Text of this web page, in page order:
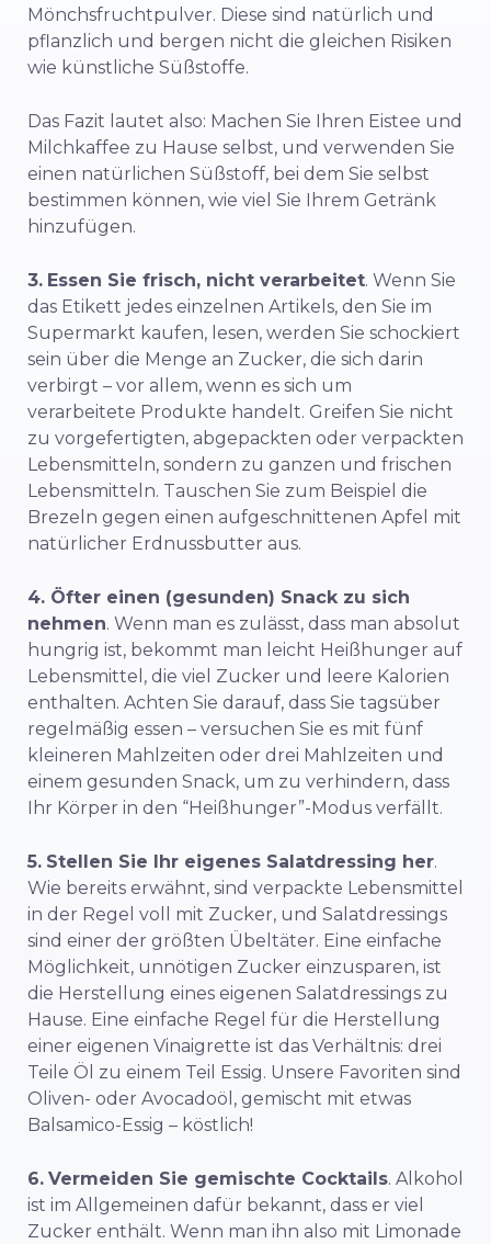
Mönchsfruchtpulver. Diese sind natürlich und
pflanzlich und bergen nicht die gleichen Risiken
wie künstliche Süßstoffe.
Das Fazit lautet also: Machen Sie Ihren Eistee und
Milchkaffee zu Hause selbst, und verwenden Sie
einen natürlichen Süßstoff, bei dem Sie selbst
bestimmen können, wie viel Sie Ihrem Getränk
hinzufügen.
3. Essen Sie frisch, nicht verarbeitet. Wenn Sie
das Etikett jedes einzelnen Artikels, den Sie im
Supermarkt kaufen, lesen, werden Sie schockiert
sein über die Menge an Zucker, die sich darin
verbirgt – vor allem, wenn es sich um
verarbeitete Produkte handelt. Greifen Sie nicht
zu vorgefertigten, abgepackten oder verpackten
Lebensmitteln, sondern zu ganzen und frischen
Lebensmitteln. Tauschen Sie zum Beispiel die
Brezeln gegen einen aufgeschnittenen Apfel mit
natürlicher Erdnussbutter aus.
4. Öfter einen (gesunden) Snack zu sich
nehmen. Wenn man es zulässt, dass man absolut
hungrig ist, bekommt man leicht Heißhunger auf
Lebensmittel, die viel Zucker und leere Kalorien
enthalten. Achten Sie darauf, dass Sie tagsüber
regelmäßig essen – versuchen Sie es mit fünf
kleineren Mahlzeiten oder drei Mahlzeiten und
einem gesunden Snack, um zu verhindern, dass
Ihr Körper in den “Heißhunger”-Modus verfällt.
5. Stellen Sie Ihr eigenes Salatdressing her.
Wie bereits erwähnt, sind verpackte Lebensmittel
in der Regel voll mit Zucker, und Salatdressings
sind einer der größten Übeltäter. Eine einfache
Möglichkeit, unnötigen Zucker einzusparen, ist
die Herstellung eines eigenen Salatdressings zu
Hause. Eine einfache Regel für die Herstellung
einer eigenen Vinaigrette ist das Verhältnis: drei
Teile Öl zu einem Teil Essig. Unsere Favoriten sind
Oliven- oder Avocadoöl, gemischt mit etwas
Balsamico-Essig – köstlich!
6. Vermeiden Sie gemischte Cocktails. Alkohol
ist im Allgemeinen dafür bekannt, dass er viel
Zucker enthält. Wenn man ihn also mit Limonade